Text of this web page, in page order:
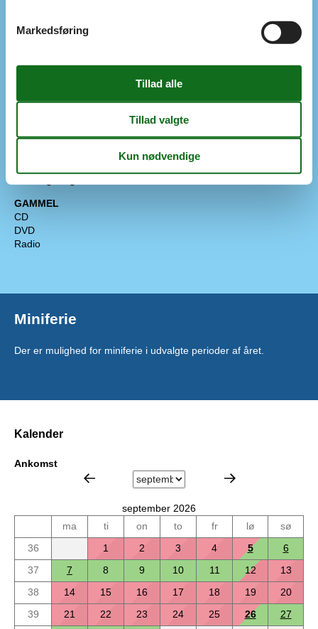
Diverse
Gulvvarme
Opladning af elbil tilladt / Lader til elbil forefindes (Type 2-stik,
medbring kabel)
Pris inklusiv
Gratis adgang til Badeland / Svømmehal / Sydthy Svømmebad
GAMMEL
CD
DVD
Radio
Miniferie
Der er mulighed for miniferie i udvalgte perioder af året.
Kalender
Ankomst
september 2026
ma
ti on to fr lø
sø
36
1 2 3 4 5
6
37
7 8 9 10 11 12
13
38
14 15 16 17 18 19
20
39
21 22 23 24 25 26
27
Markedsføring